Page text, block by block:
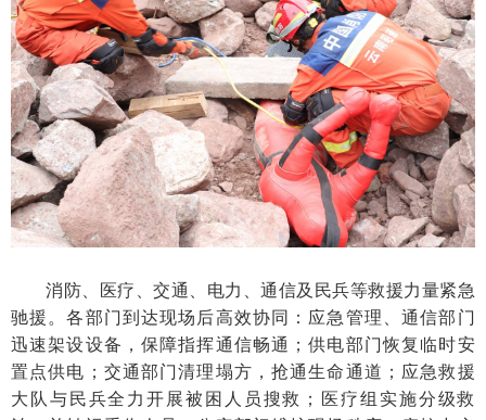
消防、医疗、交通、电力、通信及民兵等救援力量紧急
驰援。各部门到达现场后高效协同：应急管理、通信部门
迅速架设设备，保障指挥通信畅通；供电部门恢复临时安
置点供电；交通部门清理塌方，抢通生命通道；应急救援
大队与民兵全力开展被困人员搜救；医疗组实施分级救